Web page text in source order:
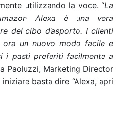
utilizzando la voce. “La
Alexa è una vera
del cibo d’asporto. I clienti
un nuovo modo facile e
i pasti preferiti facilmente a
Paoluzzi, Marketing Director
basta dire “Alexa, apri